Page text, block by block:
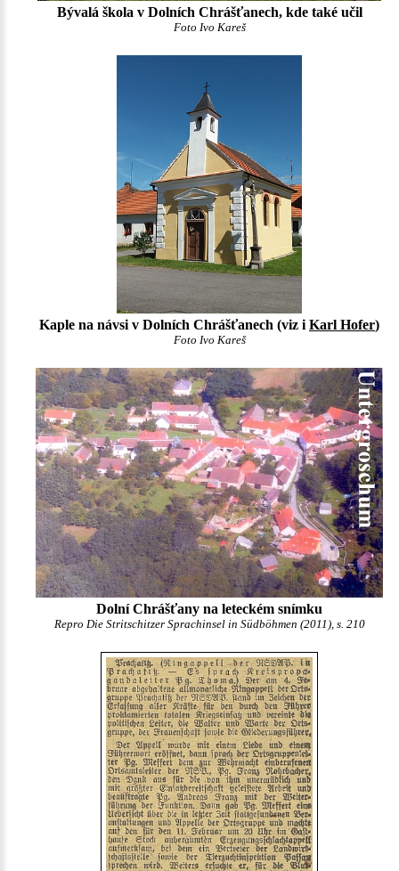
Bývalá škola v Dolních Chrášťanech, kde také učil
Foto Ivo Kareš
Kaple na návsi v Dolních Chrášťanech (viz i Karl Hofer)
Foto Ivo Kareš
Dolní Chrášťany na leteckém snímku
Repro Die Stritschitzer Sprachinsel in Südböhmen (2011), s. 210